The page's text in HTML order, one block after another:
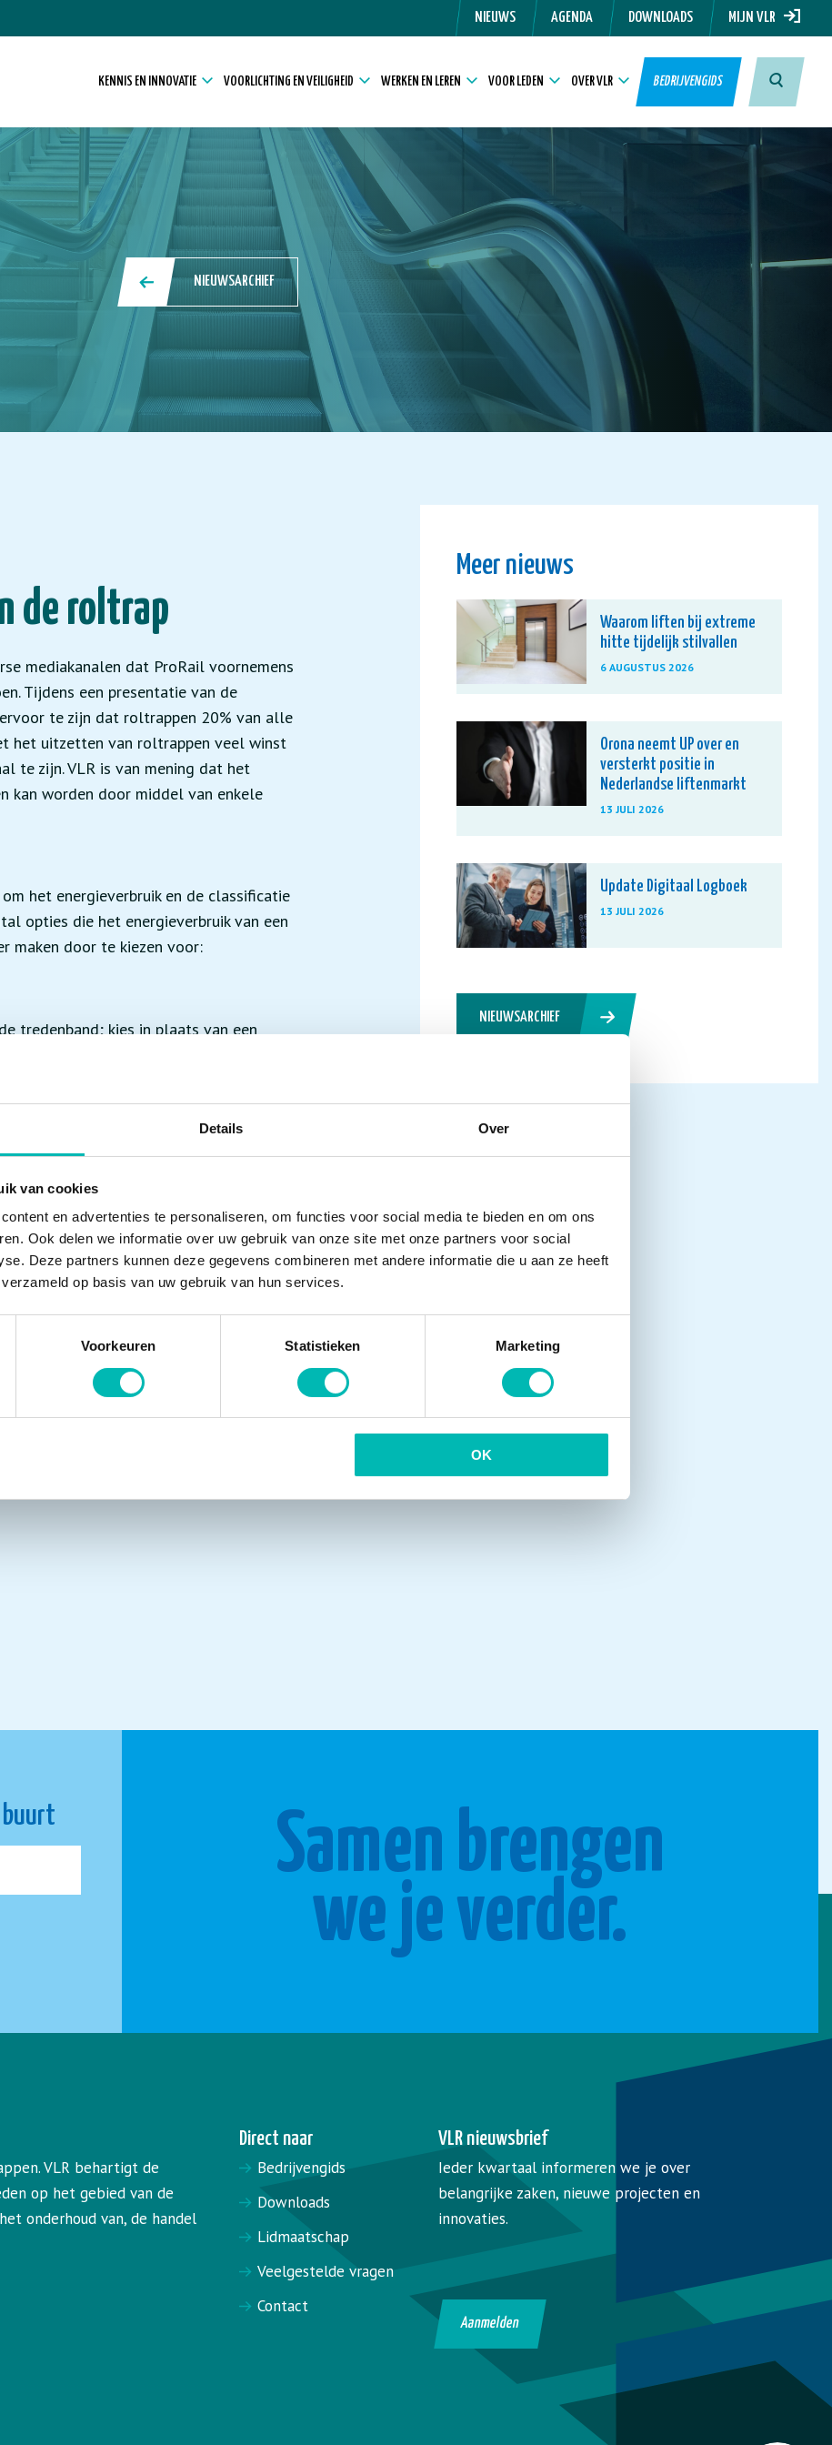
Details Over
van cookies
en advertenties te personaliseren, om functies voor social media te bieden en om ons
Ook delen we informatie over uw gebruik van onze site met onze partners voor social
Deze partners kunnen deze gegevens combineren met andere informatie die u aan ze heeft
op basis van uw gebruik van hun services.
Voorkeuren Statistieken Marketing
OK
NIEUWS AGENDA DOWNLOADS MIJN VLR
KENNIS EN INNOVATIE VOORLICHTING EN VEILIGHEID WERKEN EN LEREN VOOR LEDEN OVER VLR BEDRIJVENGIDS
NIEUWSARCHIEF
de roltrap
mediakanalen dat ProRail voornemens
Tijdens een presentatie van de
te zijn dat roltrappen 20% van alle
het uitzetten van roltrappen veel winst
te zijn. VLR is van mening dat het
kan worden door middel van enkele
het energieverbruik en de classificatie
opties die het energieverbruik van een
maken door te kiezen voor:
tredenband; kies in plaats van een
continu in bedrijf. Een start/stop
is. Het telkens opstarten
energie, waardoor het aanhouden van
is;
roltrap worden afgeremd. Deze energie
omzet in stroom, aan het
die alleen neerwaarts worden gebruikt,
opgaande richting worden ingezet (dit is
voor energiebesparende
hebben specifieke
en bieden onderhoudscontracten
We verwijzen je graag door naar een
en vervolgens op Roltrappen.
Meer nieuws
Waarom liften bij extreme
hitte tijdelijk stilvallen
6 AUGUSTUS 2026
Orona neemt UP over en
versterkt positie in
Nederlandse liftenmarkt
13 JULI 2026
Update Digitaal Logboek
13 JULI 2026
NIEUWSARCHIEF
buurt
Samen brengen
we je verder.
VLR behartigt de
op het gebied van de
onderhoud van, de handel
Direct naar
Bedrijvengids
Downloads
Lidmaatschap
Veelgestelde vragen
Contact
VLR nieuwsbrief
Ieder kwartaal informeren we je over
belangrijke zaken, nieuwe projecten en
innovaties.
Aanmelden